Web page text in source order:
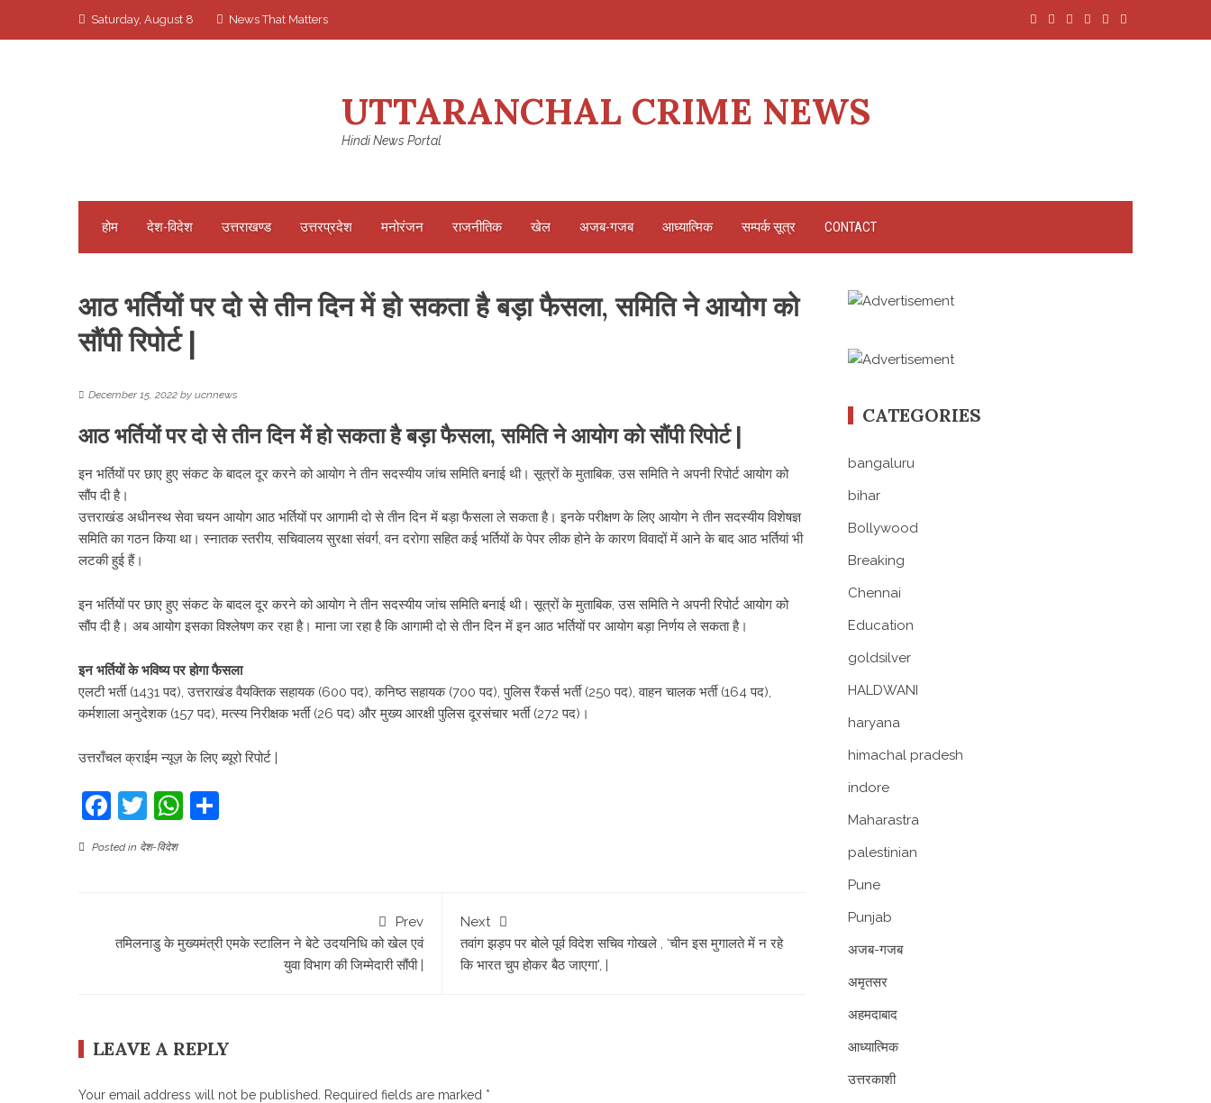
Saturday, August 8 News That Matters
UTTARANCHAL CRIME NEWS
Hindi News Portal
होम देश-विदेश उत्तराखण्ड उत्तरप्रदेश मनोरंजन राजनीतिक खेल अजब-गजब आध्यात्मिक सम्पर्क सूत्र CONTACT
आठ भर्तियों पर दो से तीन दिन में हो सकता है बड़ा फैसला, समिति ने आयोग को
सौंपी रिपोर्ट |
December 15, 2022 by ucnnews
आठ भर्तियों पर दो से तीन दिन में हो सकता है बड़ा फैसला, समिति ने आयोग को सौंपी रिपोर्ट |
इन भर्तियों पर छाए हुए संकट के बादल दूर करने को आयोग ने तीन सदस्यीय जांच समिति बनाई थी। सूत्रों के मुताबिक, उस समिति ने अपनी रिपोर्ट आयोग को
सौंप दी है।
उत्तराखंड अधीनस्थ सेवा चयन आयोग आठ भर्तियों पर आगामी दो से तीन दिन में बड़ा फैसला ले सकता है। इनके परीक्षण के लिए आयोग ने तीन सदस्यीय विशेषज्ञ
समिति का गठन किया था। स्नातक स्तरीय, सचिवालय सुरक्षा संवर्ग, वन दरोगा सहित कई भर्तियों के पेपर लीक होने के कारण विवादों में आने के बाद आठ भर्तियां भी
लटकी हुई हैं।
इन भर्तियों पर छाए हुए संकट के बादल दूर करने को आयोग ने तीन सदस्यीय जांच समिति बनाई थी। सूत्रों के मुताबिक, उस समिति ने अपनी रिपोर्ट आयोग को
सौंप दी है। अब आयोग इसका विश्लेषण कर रहा है। माना जा रहा है कि आगामी दो से तीन दिन में इन आठ भर्तियों पर आयोग बड़ा निर्णय ले सकता है।
इन भर्तियों के भविष्य पर होगा फैसला
एलटी भर्ती (1431 पद), उत्तराखंड वैयक्तिक सहायक (600 पद), कनिष्ठ सहायक (700 पद), पुलिस रैंकर्स भर्ती (250 पद), वाहन चालक भर्ती (164 पद),
कर्मशाला अनुदेशक (157 पद), मत्स्य निरीक्षक भर्ती (26 पद) और मुख्य आरक्षी पुलिस दूरसंचार भर्ती (272 पद)।
उत्तराँचल क्राईम न्यूज़ के लिए ब्यूरो रिपोर्ट |
Facebook
TwitterWhatsApp
Posted in देश-विदेश
Prev
तमिलनाडु के मुख्यमंत्री एमके स्टालिन ने बेटे उदयनिधि को खेल एवं
युवा विभाग की जिम्मेदारी सौंपी |
Next
तवांग झड़प पर बोले पूर्व विदेश सचिव गोखले , ‘चीन इस मुगालते में न रहे
कि भारत चुप होकर बैठ जाएगा’, |
LEAVE A REPLY
Your email address will not be published. Required fields are marked *
CATEGORIES
bangaluru
bihar
Bollywood
Breaking
Chennai
Education
goldsilver
HALDWANI
haryana
himachal pradesh
indore
Maharastra
palestinian
Pune
Punjab
अजब-गजब
अमृतसर
अहमदाबाद
आध्यात्मिक
उत्तरकाशी